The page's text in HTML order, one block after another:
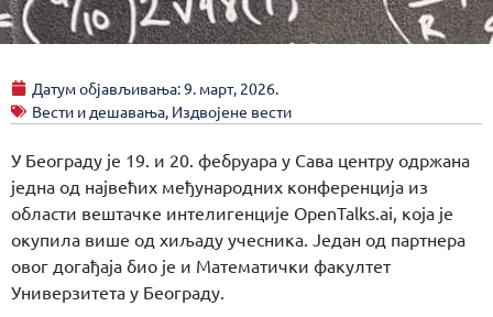
Датум објављивања:9. март, 2026.
Вести и дешавања, Издвојене вести
У Београду је 19. и 20. фебруара у Сава центру одржана
једна од највећих међународних конференција из
области вештачке интелигенције OpenTalks.ai, која је
окупила више од хиљаду учесника. Један од партнера
овог догађаја био је и Математички факултет
Универзитета у Београду.